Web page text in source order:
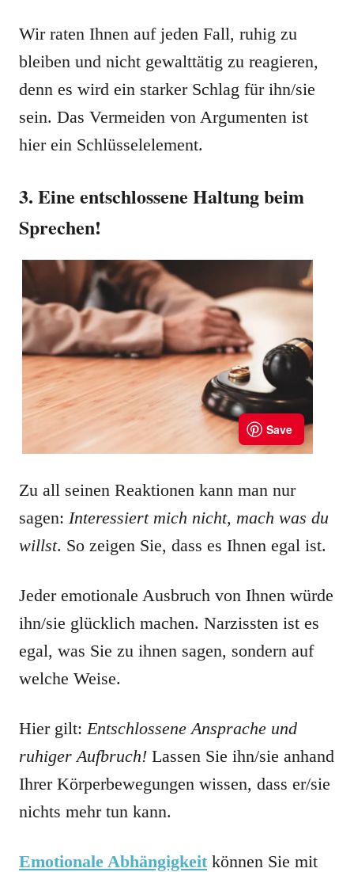
Wir raten Ihnen auf jeden Fall, ruhig zu
bleiben und nicht gewalttätig zu reagieren,
denn es wird ein starker Schlag für ihn/sie
sein. Das Vermeiden von Argumenten ist
hier ein Schlüsselelement.
3. Eine entschlossene Haltung beim
Sprechen!
Zu all seinen Reaktionen kann man nur
sagen: Interessiert mich nicht, mach was du
willst. So zeigen Sie, dass es Ihnen egal ist.
Jeder emotionale Ausbruch von Ihnen würde
ihn/sie glücklich machen. Narzissten ist es
egal, was Sie zu ihnen sagen, sondern auf
welche Weise.
Hier gilt:Entschlossene Ansprache und
ruhiger Aufbruch! Lassen Sie ihn/sie anhand
Ihrer Körperbewegungen wissen, dass er/sie
nichts mehr tun kann.
Emotionale Abhängigkeit können Sie mit